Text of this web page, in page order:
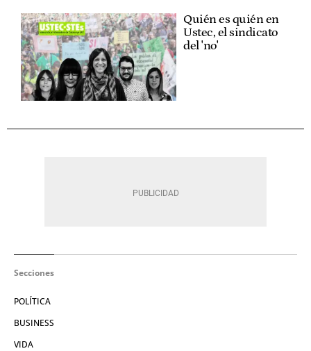
Quién es quién en
Ustec, el sindicato
del 'no'
Secciones
POLÍTICA
BUSINESS
VIDA